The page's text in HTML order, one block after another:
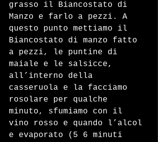
grasso il Biancostato di
Manzo e farlo a pezzi. A
questo punto mettiamo il
Biancostato di manzo fatto
a pezzi, le puntine di
maiale e le salsicce,
all’interno della
casseruola e la facciamo
rosolare per qualche
minuto, sfumiamo con il
vino rosso e quando l’alcol
e evaporato (5 6 minuti